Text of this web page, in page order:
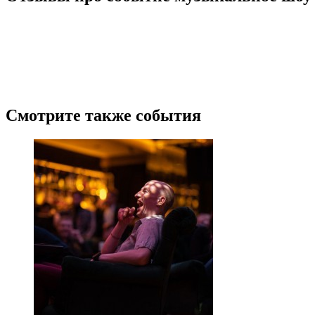
Пожалуйста, оставьте подробный отзыв или комментарий,
посещение.
Поделитесь с своими впечатлениями от посещения. Напишите
расскажите об их впечатлениях.
Будьте корректны, и соблюдайте правила приличия.
Смотрите также события